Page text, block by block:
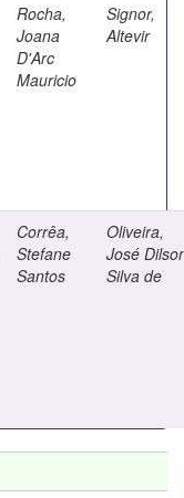
Rocha,
Joana
D'Arc
Mauricio
Signor,
Altevir
Corrêa,
Stefane
Santos
Oliveira,
José
Silva de